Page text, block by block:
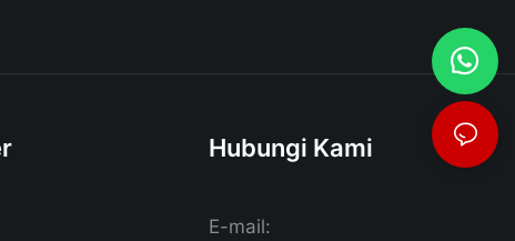
Hubungi Kami
E-mail: